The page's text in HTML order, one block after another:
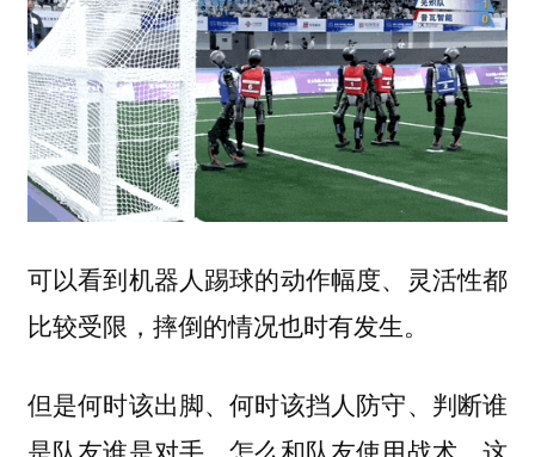
可以看到机器人踢球的动作幅度、灵活性都
比较受限，摔倒的情况也时有发生。
但是何时该出脚、何时该挡人防守、判断谁